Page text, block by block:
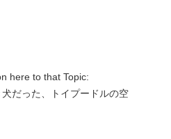
here to that Topic:
だった、トイプードルの空